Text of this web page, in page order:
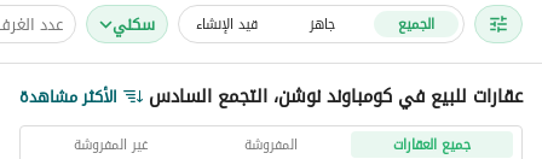
الجميع جاهز قيد الإنشاء سكني عدد
عقارات للبيع في كومباوند نوشن، التجمع السادس الأكثر مشاهدة
جميع العقارات المفروشة غير المفروشة